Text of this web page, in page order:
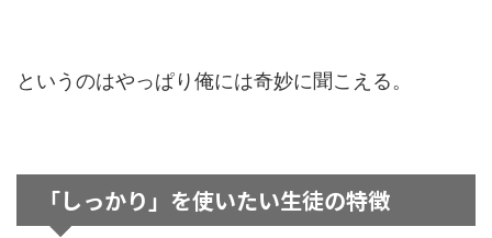
というのはやっぱり俺には奇妙に聞こえる。
「しっかり」を使いたい生徒の特徴